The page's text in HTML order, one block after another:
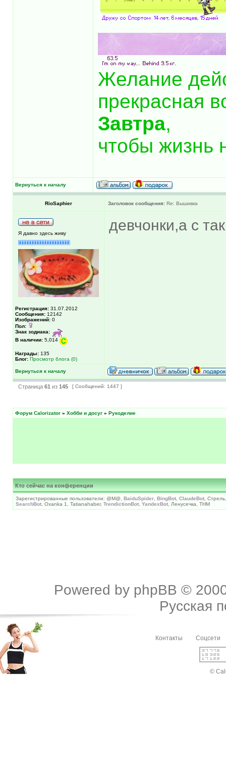
Желание
прекрасная
Завтра,
чтобы жизнь
Вернуться к началу
RioSaphier Заголовок сообщения: Re: Вышивка
Я давно здесь живу
Регистрация: 31.07.2012
Сообщения: 12142
Изображений: 0
Пол:
Знак зодиака:
В наличии: 5,014
Награды: 135
Блог: Просмотр блога (0)
девчонки,а с
Вернуться к началу
Страница 61 из 145 [ Сообщений: 1447 ]
Форум Calorizator » Хобби и досуг » Рукоделие
Кто сейчас на конференции
Зарегистрированные пользователи: @M@, BaiduSpider BingBot ClaudeBot ,
SearchBot , Oxanka 1, Tatianahaber, TrendictionBot YandexBot , Ленусечка, ТНМ
Powered by phpBB ©
Русская
Контакты Соцсети
©